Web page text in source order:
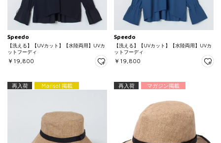
Speedo
【洗える】【UVカット】【水陸両用】UVカ
ットフーディ
￥19,800
Speedo
【洗える】【UVカット】【水陸両用】UVカ
ットフーディ
￥19,800
再入荷 Marisol 掲載 再入荷 マガジン掲載